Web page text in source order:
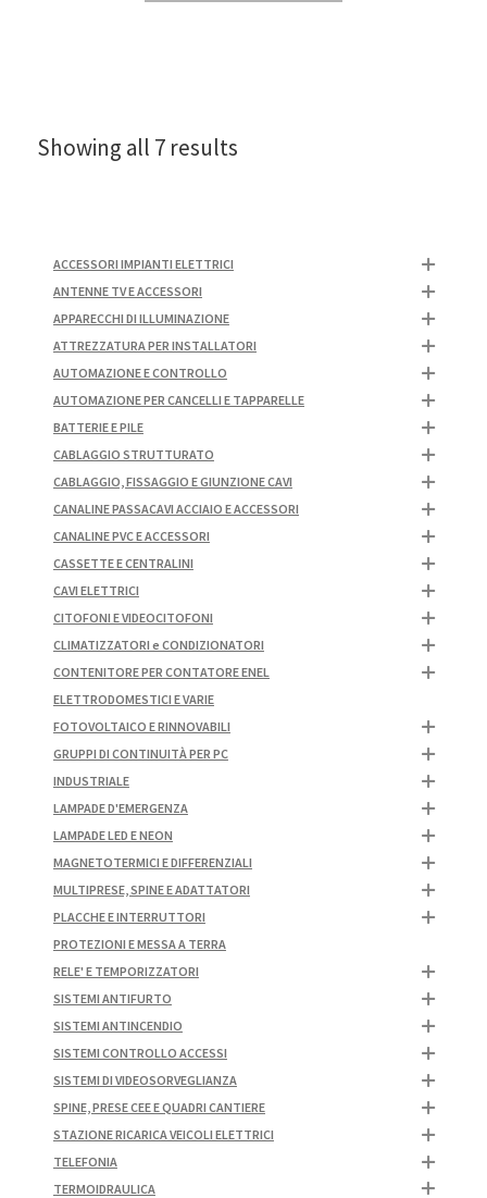
Showing all 7 results
ACCESSORI IMPIANTI ELETTRICI
ANTENNE TV E ACCESSORI
APPARECCHI DI ILLUMINAZIONE
ATTREZZATURA PER INSTALLATORI
AUTOMAZIONE E CONTROLLO
AUTOMAZIONE PER CANCELLI E TAPPARELLE
BATTERIE E PILE
CABLAGGIO STRUTTURATO
CABLAGGIO, FISSAGGIO E GIUNZIONE CAVI
CANALINE PASSACAVI ACCIAIO E ACCESSORI
CANALINE PVC E ACCESSORI
CASSETTE E CENTRALINI
CAVI ELETTRICI
CITOFONI E VIDEOCITOFONI
CLIMATIZZATORI e CONDIZIONATORI
CONTENITORE PER CONTATORE ENEL
ELETTRODOMESTICI E VARIE
FOTOVOLTAICO E RINNOVABILI
GRUPPI DI CONTINUITÀ PER PC
INDUSTRIALE
LAMPADE D'EMERGENZA
LAMPADE LED E NEON
MAGNETOTERMICI E DIFFERENZIALI
MULTIPRESE, SPINE E ADATTATORI
PLACCHE E INTERRUTTORI
PROTEZIONI E MESSA A TERRA
RELE' E TEMPORIZZATORI
SISTEMI ANTIFURTO
SISTEMI ANTINCENDIO
SISTEMI CONTROLLO ACCESSI
SISTEMI DI VIDEOSORVEGLIANZA
SPINE, PRESE CEE E QUADRI CANTIERE
STAZIONE RICARICA VEICOLI ELETTRICI
TELEFONIA
TERMOIDRAULICA